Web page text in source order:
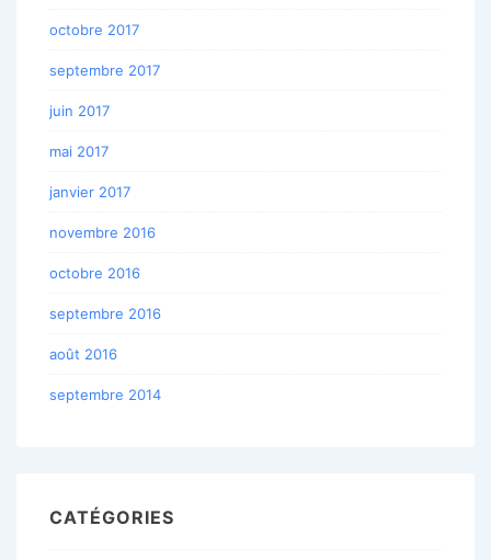
octobre 2017
septembre 2017
juin 2017
mai 2017
janvier 2017
novembre 2016
octobre 2016
septembre 2016
août 2016
septembre 2014
CATÉGORIES